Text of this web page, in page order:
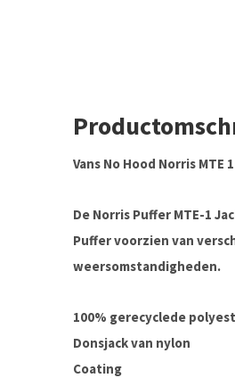
Vans No Hood Norris MTE
De Norris Puffer MTE-1
Puffer voorzien van
weersomstandigheden.
100% gerecyclede
Donsjack van nylon
Coating